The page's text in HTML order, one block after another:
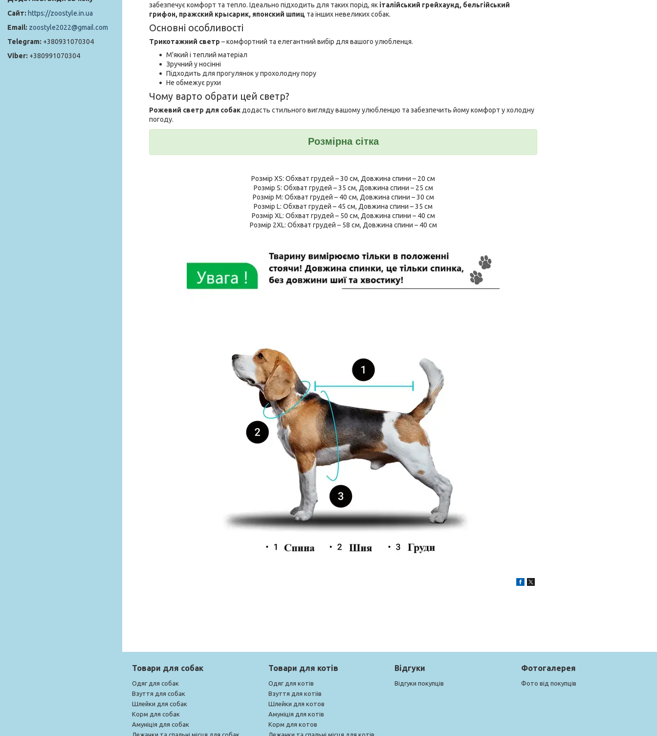
забезпечує комфорт та тепло. Ідеально підходить для таких порід, як італійський грейхаунд, бельгійський
грифон, пражский крысарик, японский шпиц та інших невеликих собак.
Основні особливості
Трикотажний светр – комфортний та елегантний вибір для вашого улюбленця.
М'який і теплий матеріал
Зручний у носінні
Підходить для прогулянок у прохолодну пору
Не обмежує рухи
Чому варто обрати цей светр?
Рожевий светр для собак додасть стильного вигляду вашому улюбленцю та забезпечить йому комфорт у холодну
погоду.
Розмірна сітка
Розмір XS: Обхват грудей – 30 см, Довжина спини – 20 см
Розмір S: Обхват грудей – 35 см, Довжина спини – 25 см
Розмір M: Обхват грудей – 40 см, Довжина спини – 30 см
Розмір L: Обхват грудей – 45 см, Довжина спини – 35 см
Розмір XL: Обхват грудей – 50 см, Довжина спини – 40 см
Розмір 2XL: Обхват грудей – 58 см, Довжина спини – 40 см
https://zoostyle.in.ua
zoostyle2022@gmail.com
+380931070304
+380991070304
Товари для собак
Одяг для собак
Взуття для собак
Шлейки для собак
Корм для собак
Амуніція для собак
Лежанки та спальні місця для собак
Товари для котів
Одяг для котів
Взуття для котіів
Шлейки для котов
Амуніція для котів
Корм для котов
Лежанки та спальні місця для котів
Відгуки
Відгуки покупців
Фотогалерея
Фото від покупців